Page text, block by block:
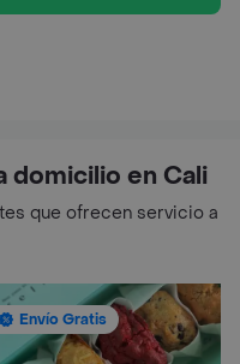
domicilio en Cali
que ofrecen servicio a
Envío Gratis